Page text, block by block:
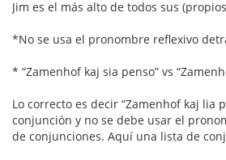
Jim es el más alto de todos sus
*No se usa el pronombre reflexivo
* “Zamenhof kaj sia penso” vs
Lo correcto es decir “Zamenhof kaj lia
conjunción y no se debe usar el
de conjunciones. Aquí una lista de